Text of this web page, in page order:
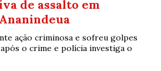
de assalto em
ação criminosa e sofreu golpes
o crime e polícia investiga o